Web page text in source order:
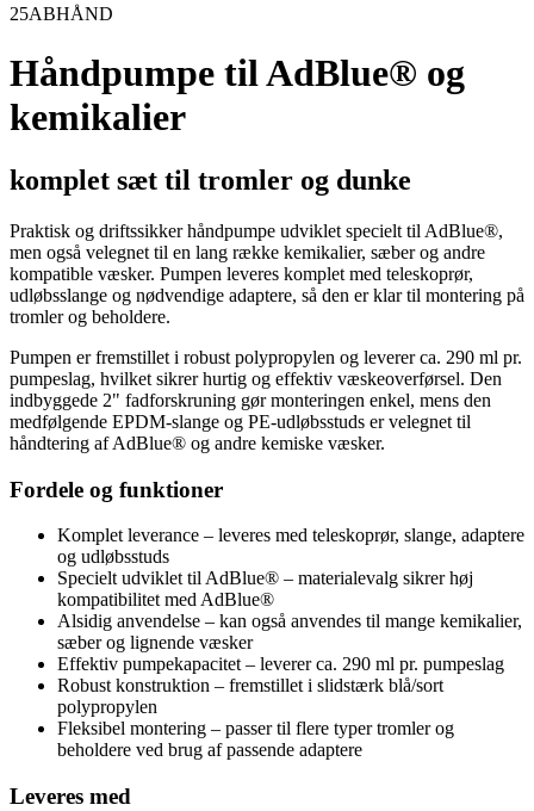
25ABHÅND
Håndpumpe til AdBlue® og
kemikalier
komplet sæt til tromler og dunke
Praktisk og driftssikker håndpumpe udviklet specielt til AdBlue®,
men også velegnet til en lang række kemikalier, sæber og andre
kompatible væsker. Pumpen leveres komplet med teleskoprør,
udløbsslange og nødvendige adaptere, så den er klar til montering på
tromler og beholdere.
Pumpen er fremstillet i robust polypropylen og leverer ca. 290 ml pr.
pumpeslag, hvilket sikrer hurtig og effektiv væskeoverførsel. Den
indbyggede 2" fadforskruning gør monteringen enkel, mens den
medfølgende EPDM-slange og PE-udløbsstuds er velegnet til
håndtering af AdBlue® og andre kemiske væsker.
Fordele og funktioner
Komplet leverance – leveres med teleskoprør, slange, adaptere
og udløbsstuds
Specielt udviklet til AdBlue® – materialevalg sikrer høj
kompatibilitet med AdBlue®
Alsidig anvendelse – kan også anvendes til mange kemikalier,
sæber og lignende væsker
Effektiv pumpekapacitet – leverer ca. 290 ml pr. pumpeslag
Robust konstruktion – fremstillet i slidstærk blå/sort
polypropylen
Fleksibel montering – passer til flere typer tromler og
beholdere ved brug af passende adaptere
Leveres med